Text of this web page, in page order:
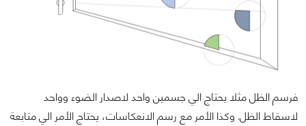
فرسم الظل مثلا يحتاج الي جسمين واحد لاصدار الضوء وواحد
لاسقاط الظل. وكذا الأمر مع رسم الانعكاسات، يحتاج الأمر الي متابعة